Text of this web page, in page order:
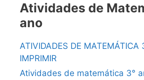
Atividades de
ano
ATIVIDADES DE MATEMÁTICA
IMPRIMIR
Atividades de matemática 3°